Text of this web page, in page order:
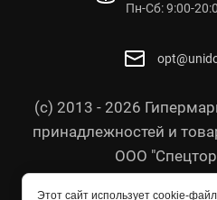
(с) 2013 - 2026
принадлежностей и
ООО
Пн-Сб: 9:00-
Этот сайт использует cookie-